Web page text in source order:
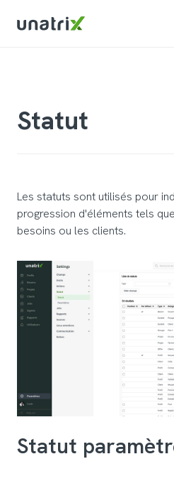
Statut
Les statuts sont utilisés pour
progression d'éléments tels
besoins ou les clients.
Statut